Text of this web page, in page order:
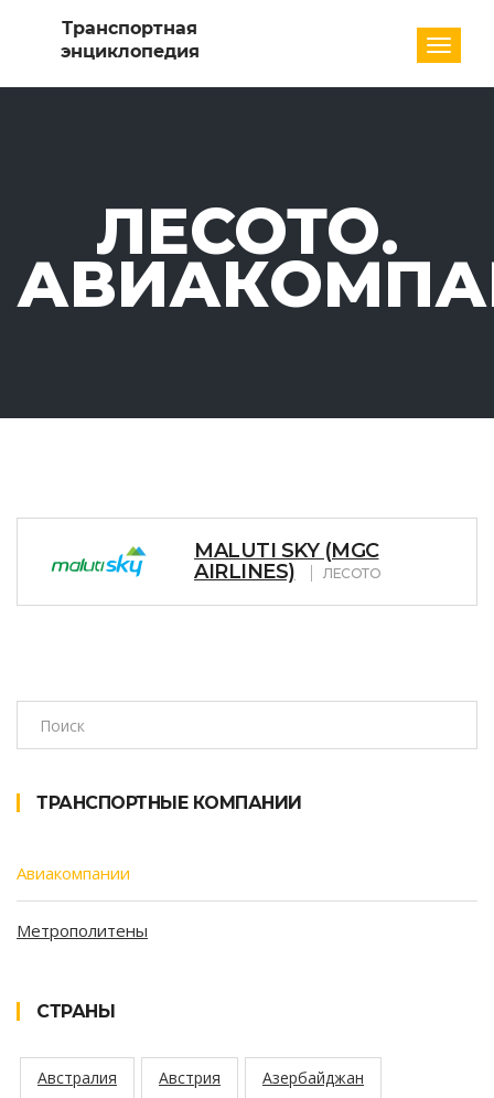
ЛЕСОТО.
MALUTI SKY (MGC
AIRLINES)
ЛЕСОТО
ТРАНСПОРТНЫЕ КОМПАНИИ
Авиакомпании
Метрополитены
СТРАНЫ
Австралия Австрия Азербайджан